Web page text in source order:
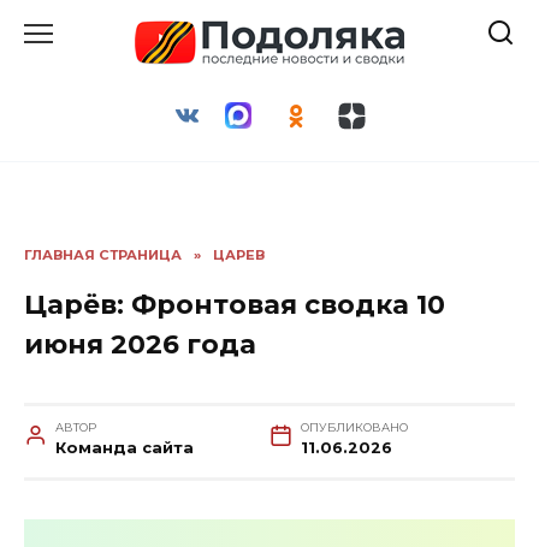
ГЛАВНАЯ СТРАНИЦА » ЦАРЕВ
Царёв: Фронтовая сводка 10
июня 2026 года
АВТОР
Команда сайта
ОПУБЛИКОВАНО
11.06.2026